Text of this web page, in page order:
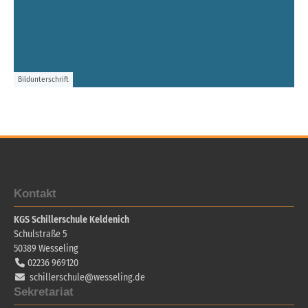
Bildunterschrift
Kontakt
KGS Schillerschule Keldenich
Schulstraße 5
50389 Wesseling
02236 969120
schillerschule@wesseling.de
Sekretariat